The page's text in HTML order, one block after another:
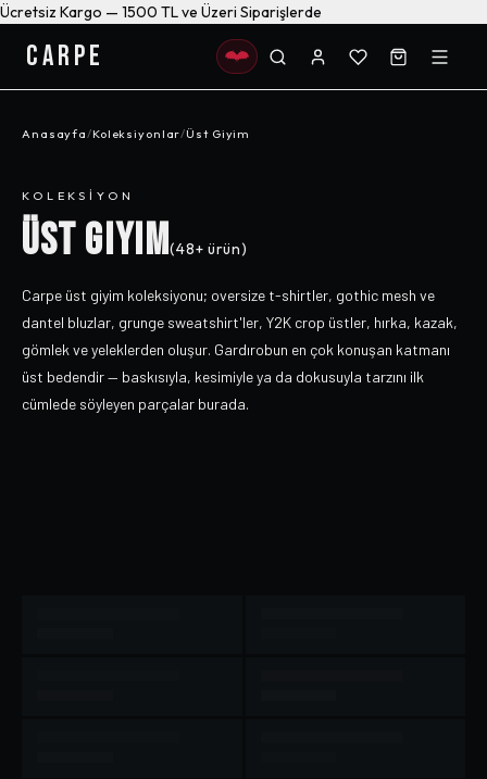
Ücretsiz Kargo — 1500 TL ve Üzeri Siparişlerde
CARPE
Anasayfa/Koleksiyonlar/Üst Giyim
KOLEKSIYON
ÜST GIYIM(48+ ürün)
Carpe üst giyim koleksiyonu; oversize t-shirtler, gothic mesh ve
dantel bluzlar, grunge sweatshirt'ler, Y2K crop üstler, hırka, kazak,
gömlek ve yeleklerden oluşur. Gardırobun en çok konuşan katmanı
üst bedendir — baskısıyla, kesimiyle ya da dokusuyla tarzını ilk
cümlede söyleyen parçalar burada.